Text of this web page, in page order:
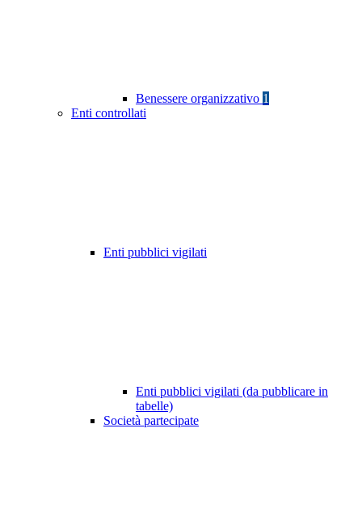
Benessere organizzativo 1
Enti controllati
Enti pubblici vigilati
Enti pubblici vigilati (da pubblicare in
tabelle)
Società partecipate